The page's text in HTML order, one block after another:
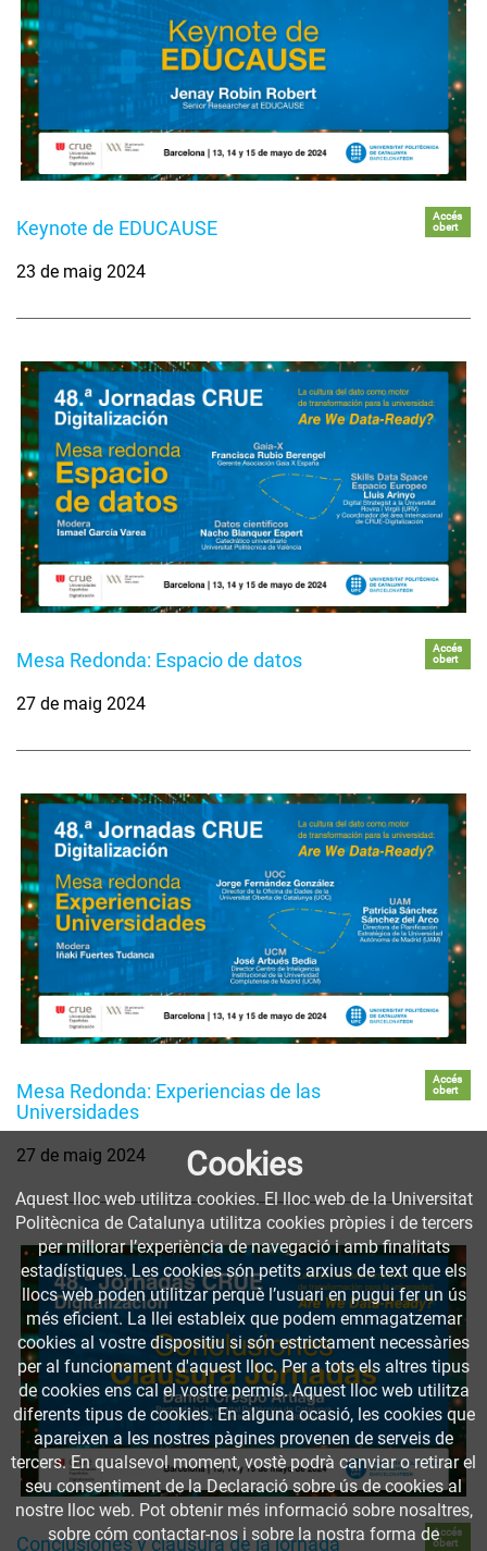
Keynote de EDUCAUSE
Accés
obert
23 de maig 2024
Mesa Redonda: Espacio de datos
Accés
obert
27 de maig 2024
Mesa Redonda: Experiencias de las
Universidades
Accés
obert
27 de maig 2024
Conclusiones y clausura de la jornada
Accés
obert
Cookies
Aquest lloc web utilitza cookies. El lloc web de la Universitat
Politècnica de Catalunya utilitza cookies pròpies i de tercers
per millorar l’experiència de navegació i amb finalitats
estadístiques. Les cookies són petits arxius de text que els
llocs web poden utilitzar perquè l’usuari en pugui fer un ús
més eficient. La llei estableix que podem emmagatzemar
cookies al vostre dispositiu si són estrictament necessàries
per al funcionament d'aquest lloc. Per a tots els altres tipus
de cookies ens cal el vostre permís. Aquest lloc web utilitza
diferents tipus de cookies. En alguna ocasió, les cookies que
apareixen a les nostres pàgines provenen de serveis de
tercers. En qualsevol moment, vostè podrà canviar o retirar el
seu consentiment de la Declaració sobre ús de cookies al
nostre lloc web. Pot obtenir més informació sobre nosaltres,
sobre cóm contactar-nos i sobre la nostra forma de